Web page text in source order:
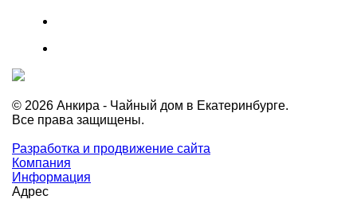
© 2026 Анкира - Чайный дом в Екатеринбурге.
Все права защищены.
Разработка и продвижение сайта
Компания
Информация
Адрес